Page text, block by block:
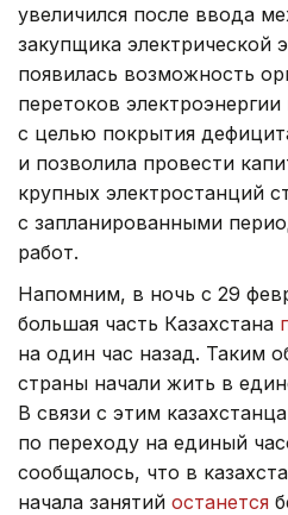
увеличился после ввода
закупщика электрической
появилась возможность
перетоков
с целью покрытия
и позволила провести
крупных электростанций
с запланированными
работ.
Напомним, в ночь с 29
большая часть Казахстана
на один час назад. Таким
страны начали жить в
В связи с этим
по переходу на единый
сообщалось, что в
начала занятий останется